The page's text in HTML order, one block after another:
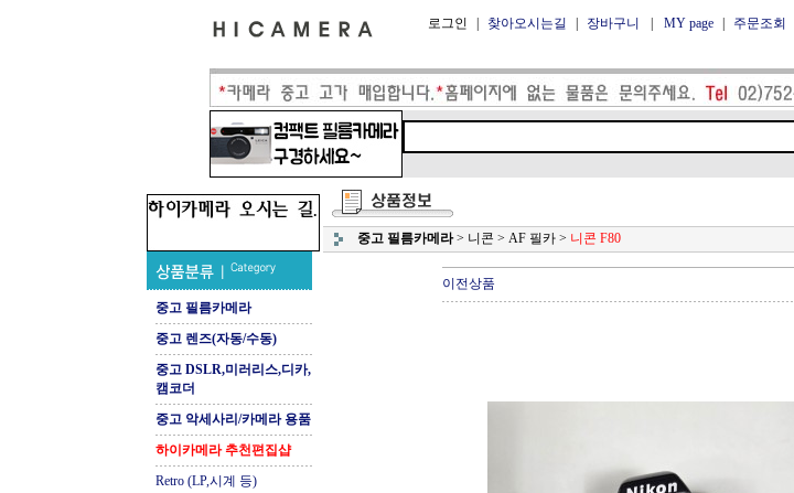
로그인 찾아오시는길 장바구니 MY page 주문조회
중고 필름카메라
중고 렌즈(자동/수동)
중고 DSLR,미러리스,디카,
캠코더
중고 악세사리/카메라 용품
하이카메라 추천편집샵
Retro (LP,시계 등)
중고 필름카메라 > 니콘 > AF 필카 > 니콘 F80
이전상품